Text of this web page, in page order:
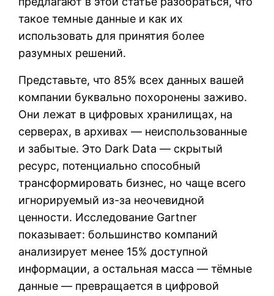
такое темные данные и как их
использовать для принятия более
разумных решений.
Представьте, что 85% всех данных вашей
компании буквально похоронены заживо.
Они лежат в цифровых хранилищах, на
серверах, в архивах — неиспользованные
и забытые. Это Dark Data — скрытый
ресурс, потенциально способный
трансформировать бизнес, но чаще всего
игнорируемый из-за неочевидной
ценности. Исследование Gartner
показывает: большинство компаний
анализирует менее 15% доступной
информации, а остальная масса — тёмные
данные — превращается в цифровой